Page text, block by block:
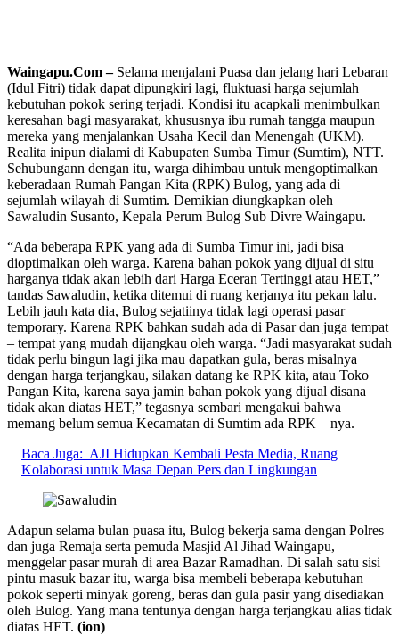
Waingapu.Com – Selama menjalani Puasa dan jelang hari Lebaran
(Idul Fitri) tidak dapat dipungkiri lagi, fluktuasi harga sejumlah
kebutuhan pokok sering terjadi. Kondisi itu acapkali menimbulkan
keresahan bagi masyarakat, khususnya ibu rumah tangga maupun
mereka yang menjalankan Usaha Kecil dan Menengah (UKM).
Realita inipun dialami di Kabupaten Sumba Timur (Sumtim), NTT.
Sehubungann dengan itu, warga dihimbau untuk mengoptimalkan
keberadaan Rumah Pangan Kita (RPK) Bulog, yang ada di
sejumlah wilayah di Sumtim. Demikian diungkapkan oleh
Sawaludin Susanto, Kepala Perum Bulog Sub Divre Waingapu.
“Ada beberapa RPK yang ada di Sumba Timur ini, jadi bisa
dioptimalkan oleh warga. Karena bahan pokok yang dijual di situ
harganya tidak akan lebih dari Harga Eceran Tertinggi atau HET,”
tandas Sawaludin, ketika ditemui di ruang kerjanya itu pekan lalu.
Lebih jauh kata dia, Bulog sejatiinya tidak lagi operasi pasar
temporary. Karena RPK bahkan sudah ada di Pasar dan juga tempat
– tempat yang mudah dijangkau oleh warga. “Jadi masyarakat sudah
tidak perlu bingun lagi jika mau dapatkan gula, beras misalnya
dengan harga terjangkau, silakan datang ke RPK kita, atau Toko
Pangan Kita, karena saya jamin bahan pokok yang dijual disana
tidak akan diatas HET,” tegasnya sembari mengakui bahwa
memang belum semua Kecamatan di Sumtim ada RPK – nya.
Baca Juga: AJI Hidupkan Kembali Pesta Media, Ruang
Kolaborasi untuk Masa Depan Pers dan Lingkungan
Adapun selama bulan puasa itu, Bulog bekerja sama dengan Polres
dan juga Remaja serta pemuda Masjid Al Jihad Waingapu,
menggelar pasar murah di area Bazar Ramadhan. Di salah satu sisi
pintu masuk bazar itu, warga bisa membeli beberapa kebutuhan
pokok seperti minyak goreng, beras dan gula pasir yang disediakan
oleh Bulog. Yang mana tentunya dengan harga terjangkau alias tidak
diatas HET. (ion)